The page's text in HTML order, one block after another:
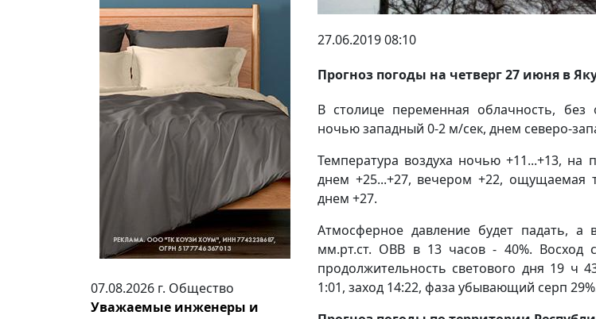
07.08.2026 г. Общество
Уважаемые инженеры и
27.06.2019 08:10
Прогноз погоды на четверг 27 июня в
В столице переменная облачность, без
ночью западный 0-2 м/сек, днем северо-
Температура воздуха ночью +11...+13, на
днем +25...+27, вечером +22, ощущаемая
днем +27.
Атмосферное давление будет падать, а
мм.рт.ст. ОВВ в 13 часов - 40%. Восход
продолжительность светового дня 19 ч
1:01, заход 14:22, фаза убывающий серп